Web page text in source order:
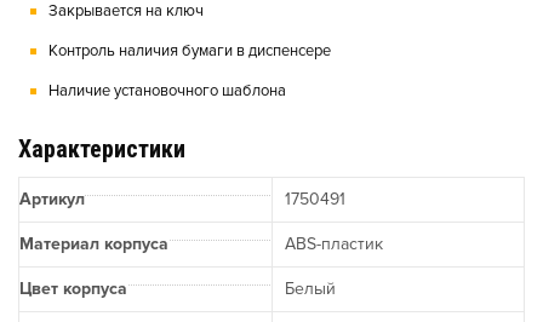
Закрывается на ключ
Контроль наличия бумаги в диспенсере
Наличие установочного шаблона
Характеристики
Артикул 1750491
Материал корпуса ABS-пластик
Цвет корпуса Белый